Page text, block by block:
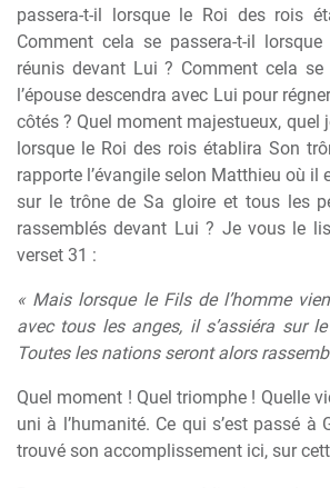
passera-t-il lorsque le Roi des rois
Comment cela se passera-t-il
réunis devant Lui ? Comment cela se
l’épouse descendra avec Lui pour
côtés ? Quel moment majestueux, quel
lorsque le Roi des rois établira Son
rapporte l’évangile selon Matthieu où il
sur le trône de Sa gloire et tous les
rassemblés devant Lui ? Je vous le
verset 31 :
« Mais lorsque le Fils de l’homme
avec tous les anges, il s’assiéra sur
Toutes les nations seront alors
Quel moment ! Quel triomphe ! Quelle
uni à l’humanité. Ce qui s’est passé à
trouvé son accomplissement ici, sur